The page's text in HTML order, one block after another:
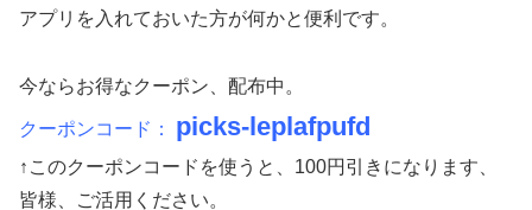
アプリを入れておいた方が何かと便利です。
今ならお得なクーポン、配布中。
クーポンコード： picks-leplafpufd
↑このクーポンコードを使うと、100円引きになります、
皆様、ご活用ください。